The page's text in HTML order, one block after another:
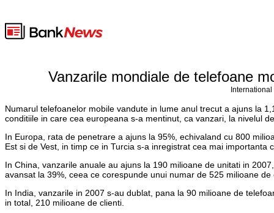
Vanzarile mondiale de telefoane
Numarul telefoanelor mobile vandute in lume anul trecut a ajuns la
conditiile in care cea europeana s-a mentinut, ca vanzari, la nivelul
In Europa, rata de penetrare a ajuns la 95%, echivaland cu 800
Est si de Vest, in timp ce in Turcia s-a inregistrat cea mai importanta
In China, vanzarile anuale au ajuns la 190 milioane de unitati in
avansat la 39%, ceea ce corespunde unui numar de 525 milioane de
In India, vanzarile in 2007 s-au dublat, pana la 90 milioane de
in total, 210 milioane de clienti.